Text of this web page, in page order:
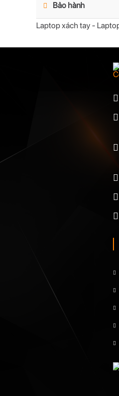
Bảo hành
Laptop xách tay -